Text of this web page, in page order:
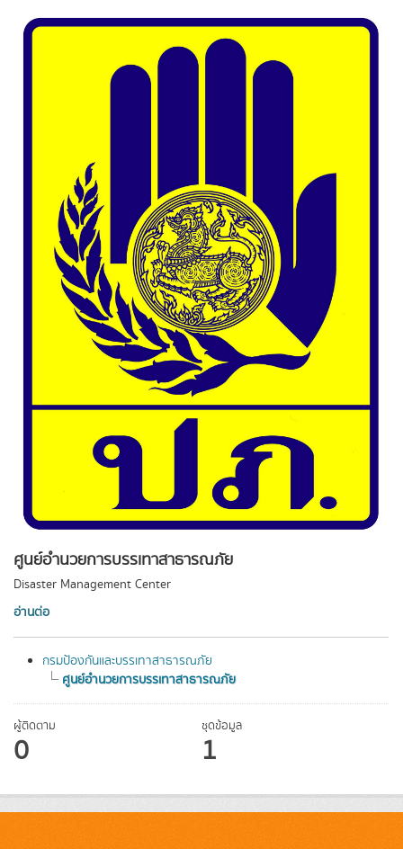
ศูนย์อำนวยการบรรเทาสาธารณภัย
Disaster Management Center
อ่านต่อ
กรมป้องกันและบรรเทาสาธารณภัย
ศูนย์อำนวยการบรรเทาสาธารณภัย
ผู้ติดตาม
0
ชุดข้อมูล
1